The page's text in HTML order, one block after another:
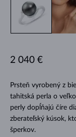
Prsteň vyrobený z
tahitská perla o
perly dopĺňajú číre
zberateľský kúsok,
šperkov.
2 040 €